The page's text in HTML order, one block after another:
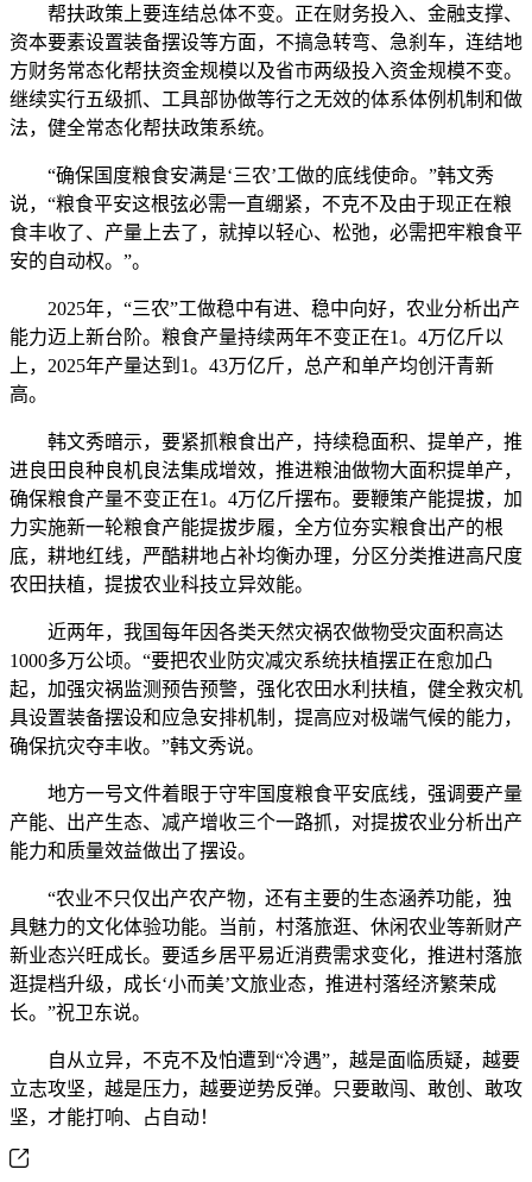
帮扶政策上要连结总体不变。正在财务投入、金融支撑、
资本要素设置装备摆设等方面，不搞急转弯、急刹车，连结地
方财务常态化帮扶资金规模以及省市两级投入资金规模不变。
继续实行五级抓、工具部协做等行之无效的体系体例机制和做
法，健全常态化帮扶政策系统。
“确保国度粮食安满是‘三农’工做的底线使命。”韩文秀
说，“粮食平安这根弦必需一直绷紧，不克不及由于现正在粮
食丰收了、产量上去了，就掉以轻心、松弛，必需把牢粮食平
安的自动权。”。
2025年，“三农”工做稳中有进、稳中向好，农业分析出产
能力迈上新台阶。粮食产量持续两年不变正在1。4万亿斤以
上，2025年产量达到1。43万亿斤，总产和单产均创汗青新
高。
韩文秀暗示，要紧抓粮食出产，持续稳面积、提单产，推
进良田良种良机良法集成增效，推进粮油做物大面积提单产，
确保粮食产量不变正在1。4万亿斤摆布。要鞭策产能提拔，加
力实施新一轮粮食产能提拔步履，全方位夯实粮食出产的根
底，耕地红线，严酷耕地占补均衡办理，分区分类推进高尺度
农田扶植，提拔农业科技立异效能。
近两年，我国每年因各类天然灾祸农做物受灾面积高达
1000多万公顷。“要把农业防灾减灾系统扶植摆正在愈加凸
起，加强灾祸监测预告预警，强化农田水利扶植，健全救灾机
具设置装备摆设和应急安排机制，提高应对极端气候的能力，
确保抗灾夺丰收。”韩文秀说。
地方一号文件着眼于守牢国度粮食平安底线，强调要产量
产能、出产生态、减产增收三个一路抓，对提拔农业分析出产
能力和质量效益做出了摆设。
“农业不只仅出产农产物，还有主要的生态涵养功能，独
具魅力的文化体验功能。当前，村落旅逛、休闲农业等新财产
新业态兴旺成长。要适乡居平易近消费需求变化，推进村落旅
逛提档升级，成长‘小而美’文旅业态，推进村落经济繁荣成
长。”祝卫东说。
自从立异，不克不及怕遭到“冷遇”，越是面临质疑，越要
立志攻坚，越是压力，越要逆势反弹。只要敢闯、敢创、敢攻
坚，才能打响、占自动！